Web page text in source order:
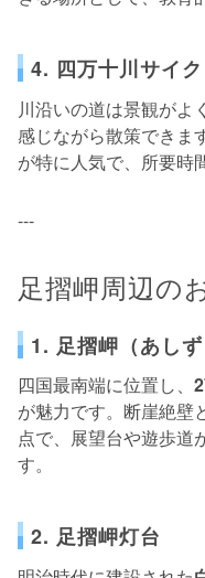
4. 四万十川サイ
川沿いの道は景観がよ
感じながら散策できま
が特に人気で、所要時
---
足摺岬周辺の
1. 足摺岬（あしず
四国最南端に位置し、
が魅力です。断崖絶壁
点で、展望台や遊歩道
す。
2. 足摺岬灯台